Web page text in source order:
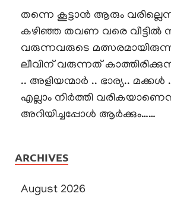
തന്നെ കൂട്ടാൻ ആരും
കഴിഞ്ഞ തവണ വരെ വീട്ടിൽ
വരുന്നവരുടെ
ലീവിന് വരുന്നത്
.. അളിയന്മാർ .. ഭാര്യ..
എല്ലാം നിർത്തി
അറിയിച്ചപ്പോൾ ആർക്കും……
ARCHIVES
August 2026